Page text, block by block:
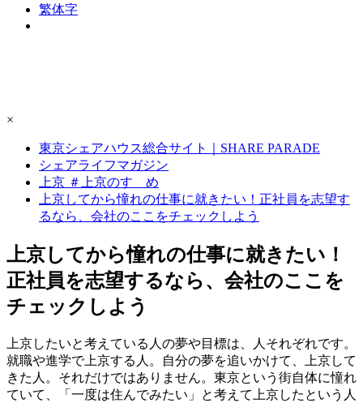
繁体字
×
東京シェアハウス総合サイト｜SHARE PARADE
シェアライフマガジン
上京 ＃上京のすゝめ
上京してから憧れの仕事に就きたい！正社員を志望す
るなら、会社のここをチェックしよう
上京してから憧れの仕事に就きたい！
正社員を志望するなら、会社のここを
チェックしよう
上京したいと考えている人の夢や目標は、人それぞれです。
就職や進学で上京する人。自分の夢を追いかけて、上京して
きた人。それだけではありません。東京という街自体に憧れ
ていて、「一度は住んでみたい」と考えて上京したという人